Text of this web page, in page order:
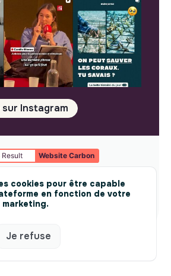
cookies pour être capable
en fonction de votre
marketing.
Je refuse
Instagram
Result Website Carbon
© makesense 2024 -cookies